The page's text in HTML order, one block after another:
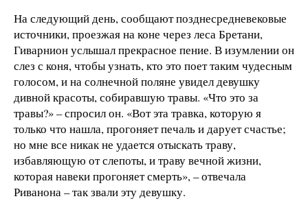
На следующий день, сообщают позднесредневековые
источники, проезжая на коне через леса Бретани,
Гиварнион услышал прекрасное пение. В изумлении он
слез с коня, чтобы узнать, кто это поет таким чудесным
голосом, и на солнечной поляне увидел девушку
дивной красоты, собиравшую травы. «Что это за
травы?» – спросил он. «Вот эта травка, которую я
только что нашла, прогоняет печаль и дарует счастье;
но мне все никак не удается отыскать траву,
избавляющую от слепоты, и траву вечной жизни,
которая навеки прогоняет смерть», – отвечала
Риванона – так звали эту девушку.